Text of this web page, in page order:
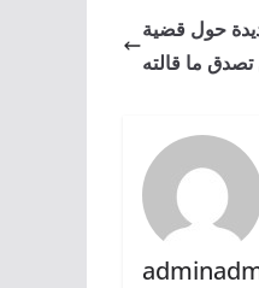
حول قضية
ما قالته